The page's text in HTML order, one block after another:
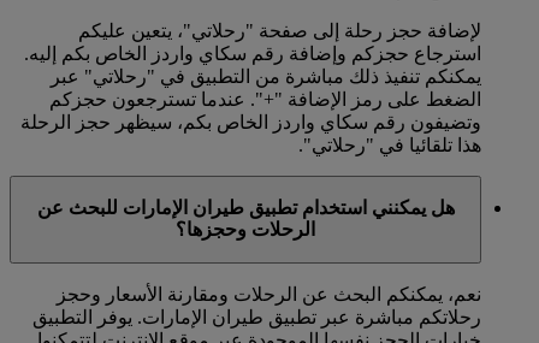
لإضافة حجز رحلة إلى صفحة "رحلاتي"، يتعين عليكم
استرجاع حجزكم وإضافة رقم سكاي واردز الخاص بكم إليه.
يمكنكم تنفيذ ذلك مباشرة من التطبيق في "رحلاتي" عبر
الضغط على رمز الإضافة "+". عندما تسترجعون حجزكم
وتضيفون رقم سكاي واردز الخاص بكم، سيظهر حجز الرحلة
هذا تلقائيا في "رحلاتي".
هل يمكنني استخدام تطبيق طيران الإمارات للبحث عن
الرحلات وحجزها؟
نعم، يمكنكم البحث عن الرحلات ومقارنة الأسعار وحجز
رحلاتكم مباشرة عبر تطبيق طيران الإمارات. يوفر التطبيق